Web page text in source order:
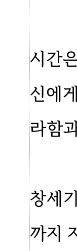
시간
신에
라함
창세
까지